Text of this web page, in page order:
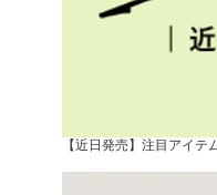
【近日発売】注目アイテ